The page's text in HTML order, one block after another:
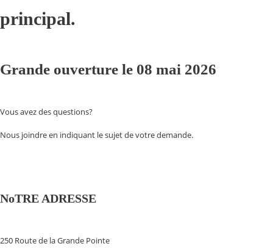
principal.
Grande ouverture le 08 mai 2026
Vous avez des questions?
Nous joindre en indiquant le sujet de votre demande.
NoTRE ADRESSE
250 Route de la Grande Pointe